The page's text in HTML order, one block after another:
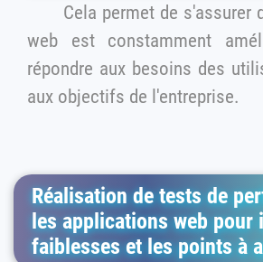
Cela permet de s'assurer
web est constamment
répondre aux besoins des utilisateurs et
aux objectifs de l'entreprise.
Réalisation de tests de
les applications web pour
faiblesses et les points à